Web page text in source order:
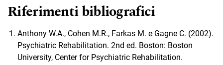
Riferimenti bibliografici
Anthony W.A., Cohen M.R., Farkas M. e Gagne C. (2002).
Psychiatric Rehabilitation. 2nd ed. Boston: Boston
University, Center for Psychiatric Rehabilitation.